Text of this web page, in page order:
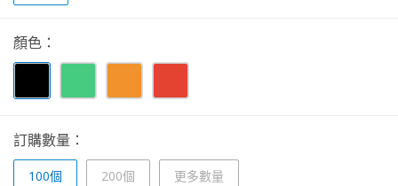
顏色：
訂購數量：
100個 200個 更多數量